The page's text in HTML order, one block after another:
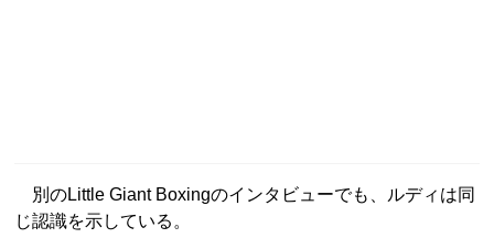
別のLittle Giant Boxingのインタビューでも、ルディは同
じ認識を示している。